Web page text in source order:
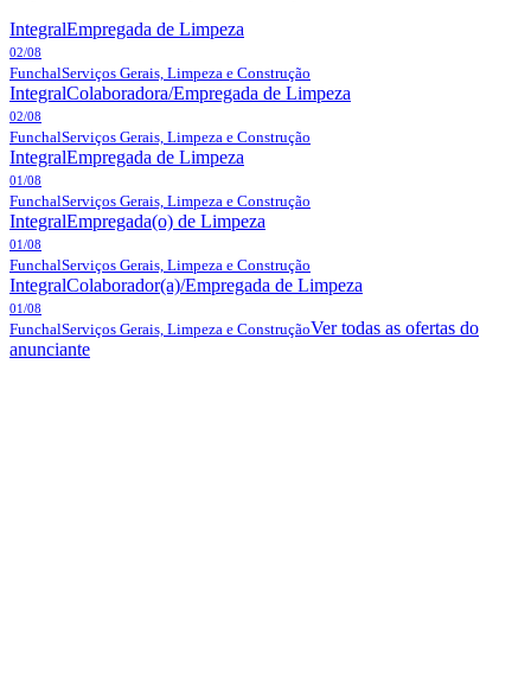
IntegralEmpregada de Limpeza
02/08
FunchalServiços Gerais, Limpeza e Construção
IntegralColaboradora/Empregada de Limpeza
02/08
FunchalServiços Gerais, Limpeza e Construção
IntegralEmpregada de Limpeza
01/08
FunchalServiços Gerais, Limpeza e Construção
IntegralEmpregada(o) de Limpeza
01/08
FunchalServiços Gerais, Limpeza e Construção
IntegralColaborador(a)/Empregada de Limpeza
01/08
FunchalServiços Gerais, Limpeza e ConstruçãoVer todas as ofertas do
anunciante